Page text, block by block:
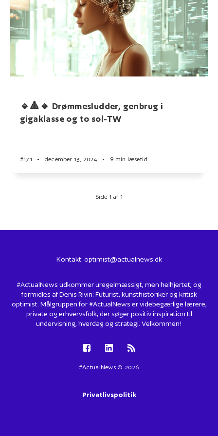
🔹🔺🔸 Drømmesludder, genbrug i
gigaklasse og to sol-TW
#171 • december 13, 2024 • 9 min læsetid
Side 1 af 1
Kontakt: optimist@actualnews.dk
#ActualNews udkommer uregelmæssigt, men helhjertet, og
formidles af Denis Rivin: Futurist, kunsthistoriker og kritisk
optimist. Målgruppen for #ActualNews er videbegærlige lærere,
private og erhvervsfolk, der søger positiv inspiration til
undervisning, hverdag og strategi. Velkommen!
#ActualNews © 2026
Privatlivspolitik